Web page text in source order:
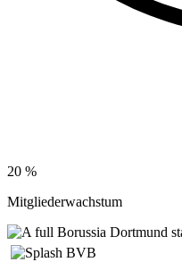
20 %
Mitgliederwachstum